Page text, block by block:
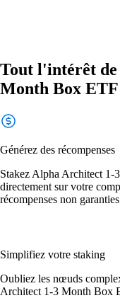
Tout l'intérêt
Month Box ETF
Générez des récompenses
Stakez Alpha Architect 1-
directement sur votre
récompenses non
Simplifiez votre staking
Oubliez les nœuds
Architect 1-3 Month Box